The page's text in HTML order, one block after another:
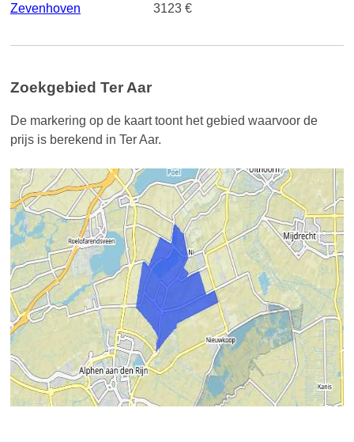
Zevenhoven 3123 €
Zoekgebied Ter Aar
De markering op de kaart toont het gebied waarvoor de
prijs is berekend in Ter Aar.